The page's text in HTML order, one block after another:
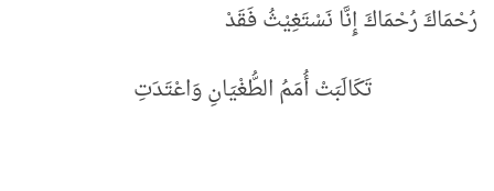
رُحْمَاكَ رُحْمَاكَ إِنَّا نَسْتَغِيْثُ فَقَدْ
تَكَالَبَتْ أُمَمُ الطُّغْيَانِ وَاعْتَدَتِ